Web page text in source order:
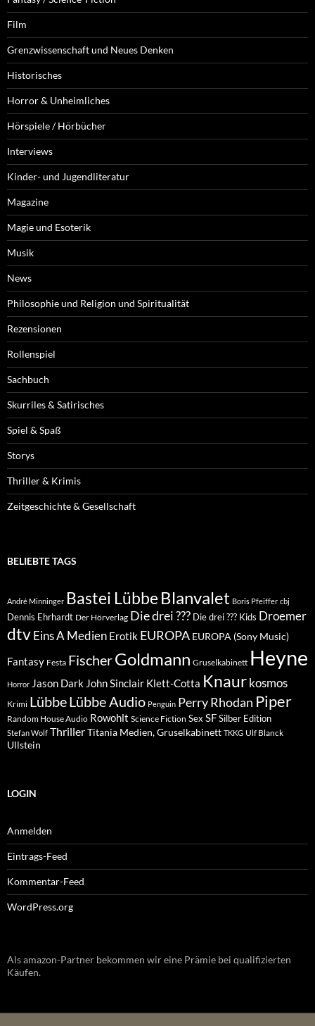
Film
Grenzwissenschaft und Neues Denken
Historisches
Horror & Unheimliches
Hörspiele / Hörbücher
Interviews
Kinder- und Jugendliteratur
Magazine
Magie und Esoterik
Musik
News
Philosophie und Religion und Spiritualität
Rezensionen
Rollenspiel
Sachbuch
Skurriles & Satirisches
Spiel & Spaß
Storys
Thriller & Krimis
Zeitgeschichte & Gesellschaft
BELIEBTE TAGS
André Minninger Bastei Lübbe Blanvalet Boris Pfeiffer cbj
Dennis Ehrhardt Der Hörverlag Die drei ??? Die drei ??? Kids Droemer
dtvEins A Medien Erotik EUROPA EUROPA (Sony Music)
Fantasy Festa FischerGoldmann Gruselkabinett Heyne
Horror Jason Dark John Sinclair Klett-Cotta Knaur kosmos
Krimi LübbeLübbe Audio Penguin Perry Rhodan Piper
Random House Audio Rowohlt Science Fiction Sex SFSilber Edition
Stefan Wolf ThrillerTitania Medien, Gruselkabinett TKKG Ulf Blanck
Ullstein
LOGIN
Anmelden
Eintrags-Feed
Kommentar-Feed
WordPress.org
Als amazon-Partner bekommen wir eine Prämie bei qualifizierten
Käufen.